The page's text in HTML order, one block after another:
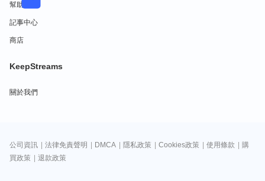
幫助中心
記事中心
商店
KeepStreams
關於我們
公司資訊 法律免責聲明 DMCA 隱私政策 Cookies政策 使用條款
購
買政策
退款政策